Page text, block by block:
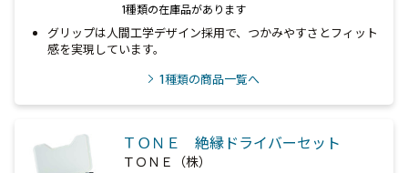
1種類の在庫品があります
グリップは人間工学デザイン採用で、つかみやすさとフィット
感を実現しています。
1種類の商品一覧へ
ＴＯＮＥ 絶縁ドライバーセット
ＴＯＮＥ（株）